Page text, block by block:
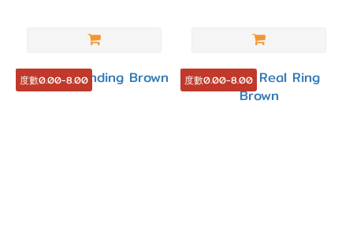
度數0.00-8.00 度數0.00-8.00